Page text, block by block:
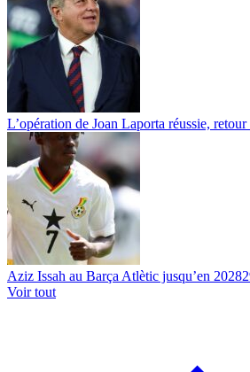
L’opération de Joan Laporta réussie,
Aziz Issah au Barça Atlètic jusqu’en 2028
Voir tout